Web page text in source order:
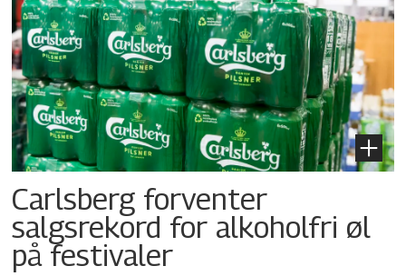
Carlsberg forventer
salgsrekord for alkoholfri øl
på festivaler